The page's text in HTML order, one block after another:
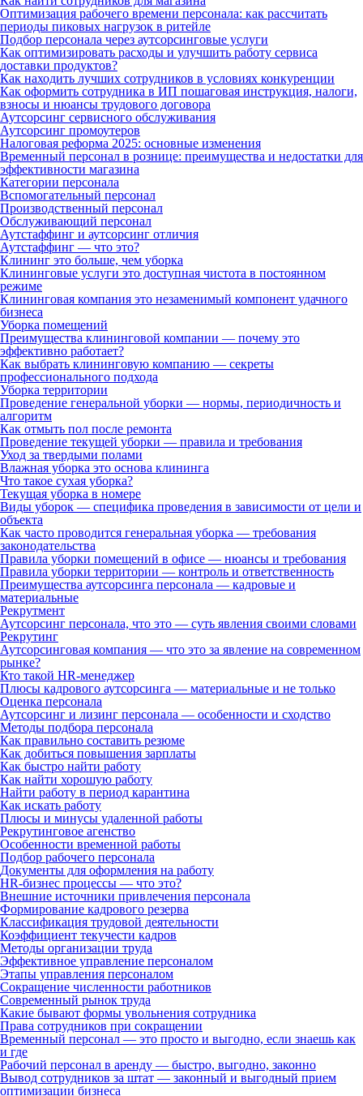
Оптимизация рабочего времени персонала: как рассчитать
периоды пиковых нагрузок в ритейле
Подбор персонала через аутсорсинговые услуги
Как оптимизировать расходы и улучшить работу сервиса
доставки продуктов?
Как находить лучших сотрудников в условиях конкуренции
Как оформить сотрудника в ИП пошаговая инструкция, налоги,
взносы и нюансы трудового договора
Аутсорсинг сервисного обслуживания
Аутсорсинг промоутеров
Налоговая реформа 2025: основные изменения
Временный персонал в рознице: преимущества и недостатки для
эффективности магазина
Категории персонала
Вспомогательный персонал
Производственный персонал
Обслуживающий персонал
Аутстаффинг и аутсорсинг отличия
Аутстаффинг — что это?
Клининг это больше, чем уборка
Клининговые услуги это доступная чистота в постоянном
режиме
Клининговая компания это незаменимый компонент удачного
бизнеса
Уборка помещений
Преимущества клининговой компании — почему это
эффективно работает?
Как выбрать клининговую компанию — секреты
профессионального подхода
Уборка территории
Проведение генеральной уборки — нормы, периодичность и
алгоритм
Как отмыть пол после ремонта
Проведение текущей уборки — правила и требования
Уход за твердыми полами
Влажная уборка это основа клининга
Что такое сухая уборка?
Текущая уборка в номере
Виды уборок — специфика проведения в зависимости от цели и
объекта
Как часто проводится генеральная уборка — требования
законодательства
Правила уборки помещений в офисе — нюансы и требования
Правила уборки территории — контроль и ответственность
Преимущества аутсорсинга персонала — кадровые и
материальные
Рекрутмент
Аутсорсинг персонала, что это — суть явления своими словами
Рекрутинг
Аутсорсинговая компания — что это за явление на современном
рынке?
Кто такой HR-менеджер
Плюсы кадрового аутсорсинга — материальные и не только
Оценка персонала
Аутсорсинг и лизинг персонала — особенности и сходство
Методы подбора персонала
Как правильно составить резюме
Как добиться повышения зарплаты
Как быстро найти работу
Как найти хорошую работу
Найти работу в период карантина
Как искать работу
Плюсы и минусы удаленной работы
Рекрутинговое агенство
Особенности временной работы
Подбор рабочего персонала
Документы для оформления на работу
HR-бизнес процессы — что это?
Внешние источники привлечения персонала
Формирование кадрового резерва
Классификация трудовой деятельности
Коэффициент текучести кадров
Методы организации труда
Эффективное управление персоналом
Этапы управления персоналом
Сокращение численности работников
Современный рынок труда
Какие бывают формы увольнения сотрудника
Права сотрудников при сокращении
Временный персонал — это просто и выгодно, если знаешь как
и где
Рабочий персонал в аренду — быстро, выгодно, законно
Вывод сотрудников за штат — законный и выгодный прием
оптимизации бизнеса